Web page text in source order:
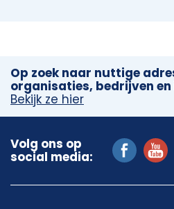
Op zoek naar nuttige
organisaties, bedrijven
Bekijk ze hier
Volg ons op
social media: